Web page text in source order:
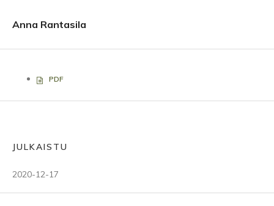
Anna Rantasila
PDF
JULKAISTU
2020-12-17